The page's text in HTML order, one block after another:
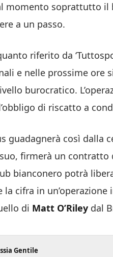
momento soprattutto il
a un passo.
riferito da
e nelle prossime ore
burocratico.
di riscatto a
guadagnerà così dalla
firmerà un
bianconero potrà
la cifra in
di Matt O’Riley dal
Gentile